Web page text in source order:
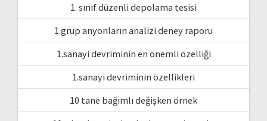
1. sınıf düzenli depolama tesisi
1.grup anyonların analizi deney raporu
1.sanayi devriminin en önemli özelliği
1.sanayi devriminin özellikleri
10 tane bağımlı değişken örnek